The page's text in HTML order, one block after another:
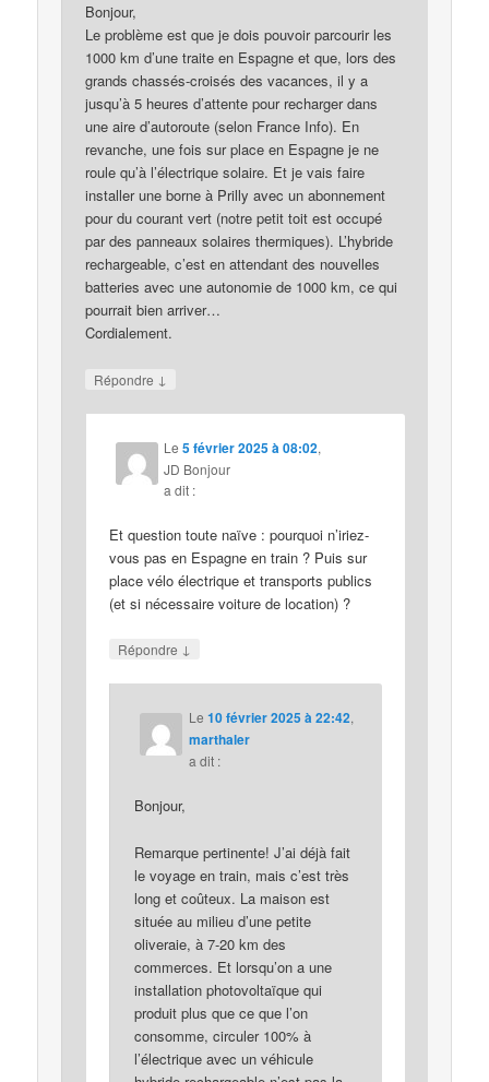
Bonjour,
Le problème est que je dois pouvoir parcourir les
1000 km d’une traite en Espagne et que, lors des
grands chassés-croisés des vacances, il y a
jusqu’à 5 heures d’attente pour recharger dans
une aire d’autoroute (selon France Info). En
revanche, une fois sur place en Espagne je ne
roule qu’à l’électrique solaire. Et je vais faire
installer une borne à Prilly avec un abonnement
pour du courant vert (notre petit toit est occupé
par des panneaux solaires thermiques). L’hybride
rechargeable, c’est en attendant des nouvelles
batteries avec une autonomie de 1000 km, ce qui
pourrait bien arriver…
Cordialement.
Répondre ↓
Le5 février 2025 à 08:02,
JD Bonjour
a dit :
Et question toute naïve : pourquoi n’iriez-
vous pas en Espagne en train ? Puis sur
place vélo électrique et transports publics
(et si nécessaire voiture de location) ?
Répondre ↓
Le 10 février 2025 à 22:42,
marthaler
a dit :
Bonjour,
Remarque pertinente! J’ai déjà fait
le voyage en train, mais c’est très
long et coûteux. La maison est
située au milieu d’une petite
oliveraie, à 7-20 km des
commerces. Et lorsqu’on a une
installation photovoltaïque qui
produit plus que ce que l’on
consomme, circuler 100% à
l’électrique avec un véhicule